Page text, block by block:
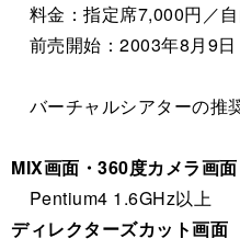
料金：指定席7,000円／自
前売開始：2003年8月9日
バーチャルシアターの推
MIX画面・360度カメラ画面
Pentium4 1.6GHz以上
ディレクターズカット画面